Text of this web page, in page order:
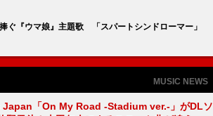
ぐ『ウマ娘』主題歌 「スパートシンドローマー」
MUSIC NEWS
Japan「On My Road -Stadium ver.-」がDLソ